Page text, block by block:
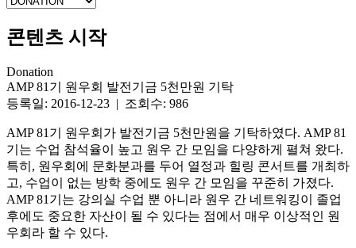
콘텐츠 시작
Donation
AMP 81기 원우회 발전기금 5천만원 기탁
등록일: 2016-12-23 | 조회수: 986
AMP 81기 원우회가 발전기금 5천만원을 기탁하였다. AMP 81
기는 수업 참석율이 높고 원우 간 모임을 다양하게 펼쳐 왔다.
특히, 원우회에 문화분과를 두어 열정과 힐링 콘서트를 개최하
고, 수업이 없는 방학 중에도 원우 간 모임을 꾸준히 가졌다.
AMP 81기는 강의실 수업 뿐 아니라 원우 간 네트워킹이 졸업
후에도 중요한 자산이 될 수 있다는 점에서 매우 이상적인 원
우회라 할 수 있다.